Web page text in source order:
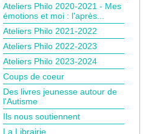
Ateliers Philo 2020-2021 - Mes
émotions et moi : l'après...
Ateliers Philo 2021-2022
Ateliers Philo 2022-2023
Ateliers Philo 2023-2024
Coups de coeur
Des livres jeunesse autour de
l'Autisme
Ils nous soutiennent
La Librairie